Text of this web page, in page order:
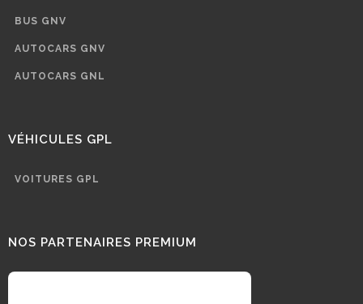
BUS GNV
AUTOCARS GNV
AUTOCARS GNL
VÉHICULES GPL
VOITURES GPL
NOS PARTENAIRES PREMIUM